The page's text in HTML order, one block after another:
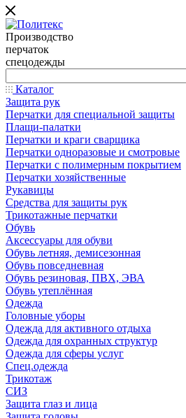
Производство
перчаток
спецодежды
Каталог
Защита рук
Перчатки для специальной защиты
Плащи-палатки
Перчатки и краги сварщика
Перчатки одноразовые и смотровые
Перчатки с полимерным покрытием
Перчатки хозяйственные
Рукавицы
Средства для защиты рук
Трикотажные перчатки
Обувь
Аксессуары для обуви
Обувь летняя, демисезонная
Обувь повседневная
Обувь резиновая, ПВХ, ЭВА
Обувь утеплённая
Одежда
Головные уборы
Одежда для активного отдыха
Одежда для охранных структур
Одежда для сферы услуг
Спец.одежда
Трикотаж
СИЗ
Защита глаз и лица